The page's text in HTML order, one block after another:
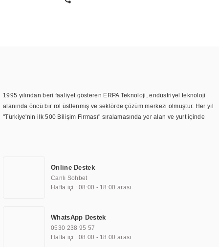
1995 yılından beri faaliyet gösteren ERPA Teknoloji, endüstriyel teknoloji
alanında öncü bir rol üstlenmiş ve sektörde çözüm merkezi olmuştur. Her yıl
"Türkiye'nin ilk 500 Bilişim Firması" sıralamasında yer alan ve yurt içinde
TOCHI markası altında kendi ürettiği ürünlerde kullanmıştır. Günümüzde
TOCHI; videowall, digital signage, kiosk, totem, akıllı durak ekranı, araç içi
ekran, asansör ekranı, digital menüboard, marin ekran, medikal ekran,
ekranları, endüstriyel ekranlar, kapı önü bilgi ekranları, panel PC,
endüstriyel Panel PC, mini PC, endüstriyel mini PC ve akıllı bina sistemleri
gibi çözümleri 4.5" ile 110” boyutları arasında üretebilirken, ayrıca standart
Online Destek
Canlı Sohbet
Hafta içi : 08:00 - 18:00 arası
WhatsApp Destek
0530 238 95 57
Hafta içi : 08:00 - 18:00 arası